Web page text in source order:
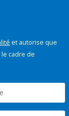
et autorise que
cadre de